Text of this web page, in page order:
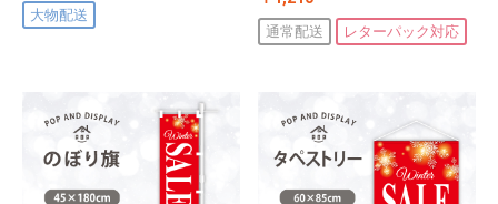
大物配送
通常配送 レターパック対応